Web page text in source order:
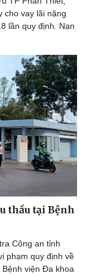
cho vay lãi nặng
lần quy định. Nạn
thầu tại Bệnh
Công an tỉnh
phạm quy định về
viện Đa khoa